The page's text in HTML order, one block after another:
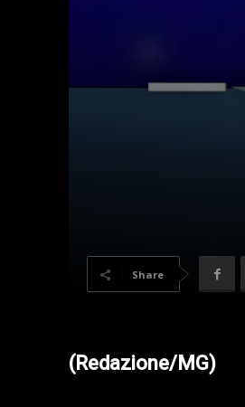
Share
(Redazione/MG)